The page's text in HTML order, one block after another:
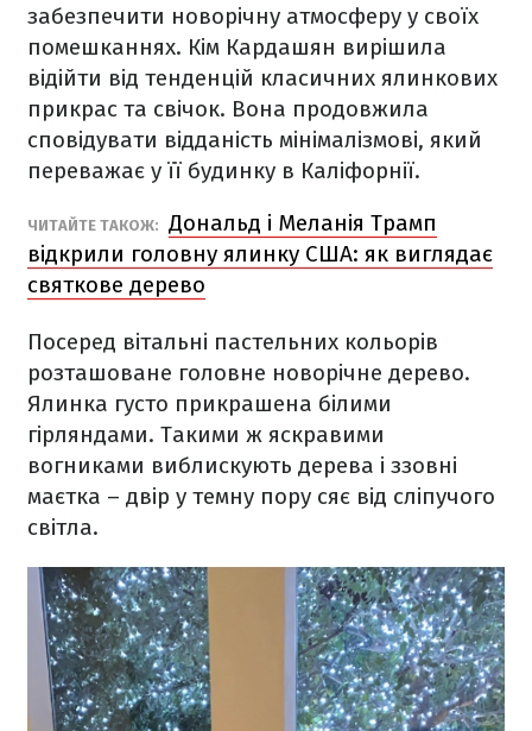
забезпечити новорічну атмосферу у своїх
помешканнях. Кім Кардашян вирішила
відійти від тенденцій класичних ялинкових
прикрас та свічок. Вона продовжила
сповідувати відданість мінімалізмові, який
переважає у її будинку в Каліфорнії.
ЧИТАЙТЕ ТАКОЖ: Дональд і Меланія Трамп
відкрили головну ялинку США: як виглядає
святкове дерево
Посеред вітальні пастельних кольорів
розташоване головне новорічне дерево.
Ялинка густо прикрашена білими
гірляндами. Такими ж яскравими
вогниками виблискують дерева і ззовні
маєтка – двір у темну пору сяє від сліпучого
світла.